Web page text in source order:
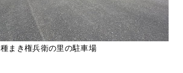
種まき権兵衛の里の駐車場